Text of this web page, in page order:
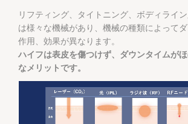
リフティング、タイトニング、ボディライ
は様々な機械があり、機械の種類によって
作用、効果が異なります。
ハイフは表皮を傷つけず、ダウンタイムが
なメリットです。